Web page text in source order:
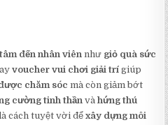
đến nhân viên như giỏ quà sức
voucher vui chơi giải trí giúp
chăm sóc mà còn giảm bớt
cường tinh thần vàhứng thú
cách tuyệt vời đểxây dựng môi